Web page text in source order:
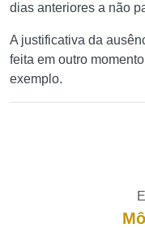
dias anteriores a não
A justificativa da
feita em outro
exemplo.